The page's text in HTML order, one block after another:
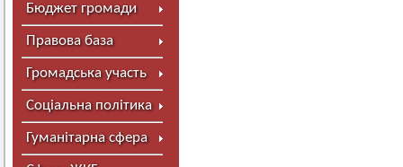
Бюджет громади
Правова база
Громадська участь
Соціальна політика
Гуманітарна сфера